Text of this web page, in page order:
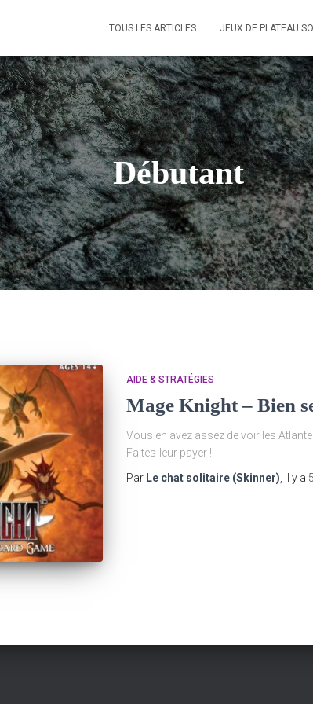
TOUS LES ARTICLES JEUX DE PLATEAU
Débutant
AIDE & STRATÉGIES
Mage Knight – Bien
Vous en avez assez de voir les
Faites-leur payer !
Par Le chat solitaire (Skinner) , il y a